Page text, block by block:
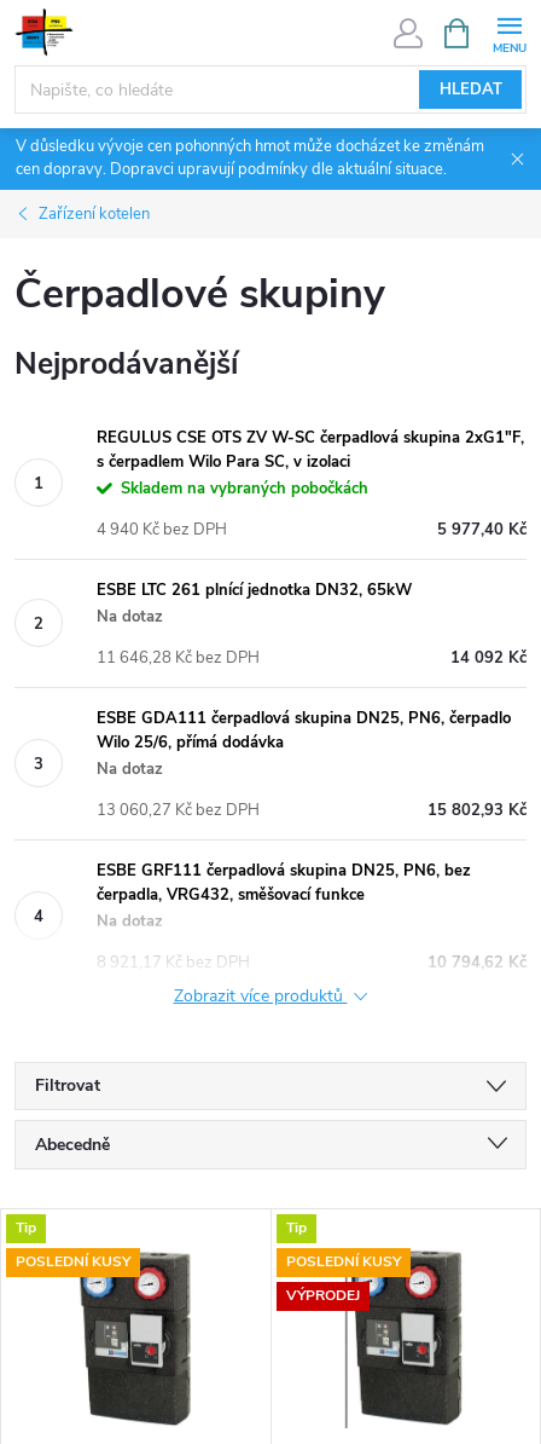
Přejít
obsah
HLEDAT
NÁKUPNÍ
KOŠÍK
V důsledku vývoje cen pohonných hmot může docházet ke změnám
cen dopravy. Dopravci upravují podmínky dle aktuální situace.
Zařízení kotelen
Čerpadlové skupiny
Nejprodávanější
REGULUS CSE OTS ZV W-SC čerpadlová skupina 2xG1"F,
s čerpadlem Wilo Para SC, v izolaci
Skladem na vybraných pobočkách
5 977,40 Kč
4 940 Kč bez DPH
ESBE LTC 261 plnící jednotka DN32, 65kW
Na dotaz
14 092 Kč
11 646,28 Kč bez DPH
ESBE GDA111 čerpadlová skupina DN25, PN6, čerpadlo
Wilo 25/6, přímá dodávka
Na dotaz
15 802,93 Kč
13 060,27 Kč bez DPH
ESBE GRF111 čerpadlová skupina DN25, PN6, bez
čerpadla, VRG432, směšovací funkce
Na dotaz
10 794,62 Kč
8 921,17 Kč bez DPH
Zobrazit více produktů
Filtrovat
Ř
a
z
Abecedně
Nejdražší
Nejprodávanější
V
ý
Tip
POSLEDNÍ KUSY
Tip
POSLEDNÍ KUSY
VÝPRODEJ